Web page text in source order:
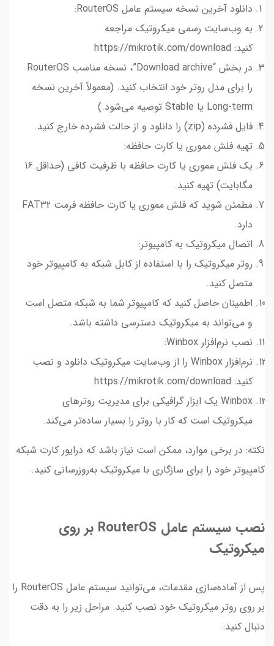
دانلود آخرین نسخه سیستم عامل RouterOS:
به وب‌سایت رسمی میکروتیک مراجعه
کنید: https://mikrotik.com/download
در بخش “Download archive”، نسخه مناسب RouterOS
را برای مدل روتر خود انتخاب کنید. (معمولاً آخرین نسخه
Long-term یا Stable توصیه می‌شود.)
فایل فشرده (zip) را دانلود و از حالت فشرده خارج کنید.
تهیه فلش مموری یا کارت حافظه:
یک فلش مموری یا کارت حافظه با ظرفیت کافی (حداقل 16
مگابایت) تهیه کنید.
مطمئن شوید که فلش مموری یا کارت حافظه فرمت FAT32
دارد.
اتصال میکروتیک به کامپیوتر:
روتر میکروتیک را با استفاده از کابل شبکه به کامپیوتر خود
متصل کنید.
اطمینان حاصل کنید که کامپیوتر شما به شبکه متصل است
و می‌تواند به میکروتیک دسترسی داشته باشد.
نصب نرم‌افزار Winbox:
نرم‌افزار Winbox را از وب‌سایت میکروتیک دانلود و نصب
کنید: https://mikrotik.com/download
Winbox یک ابزار گرافیکی برای مدیریت روترهای
میکروتیک است که کار با روتر را بسیار ساده‌تر می‌کند.
نکته: در برخی موارد، ممکن است نیاز باشد که درایور کارت شبکه
کامپیوتر خود را برای سازگاری با میکروتیک به‌روزرسانی کنید.
نصب سیستم عامل RouterOS بر روی
میکروتیک
پس از آماده‌سازی مقدمات، می‌توانید سیستم عامل RouterOS را
بر روی روتر میکروتیک خود نصب کنید. مراحل زیر را به دقت
دنبال کنید: